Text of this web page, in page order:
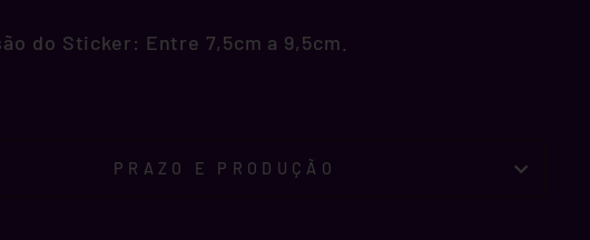
do Sticker: Entre 7,5cm a 9,5cm.
PRAZO E PRODUÇÃO